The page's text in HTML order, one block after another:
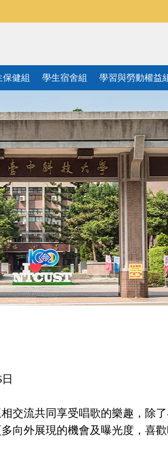
保健組 學生宿舍組 學習與勞動權益
交流共同享受唱歌的樂趣，除
向外展現的機會及曝光度，喜